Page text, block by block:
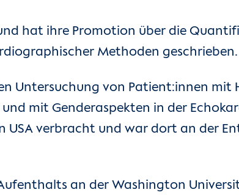
hat ihre Promotion über die
Methoden geschrieben.
Untersuchung von Patient:innen mit
mit Genderaspekten in der
verbracht und war dort an der
an der Washington